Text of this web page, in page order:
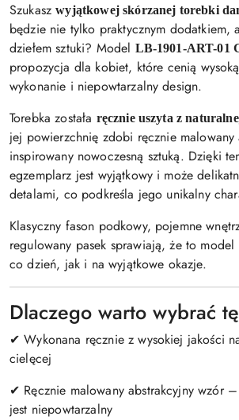
Szukaszwyjątkowej skórzanej torebki
będzie nie tylko praktycznym dodatkiem,
dziełem sztuki? Model LB-1901-ART-01
propozycja dla kobiet, które cenią
wykonanie i niepowtarzalny design.
Torebka została ręcznie uszyta z
jej powierzchnię zdobi ręcznie malowany
inspirowany nowoczesną sztuką. Dzięki
egzemplarz jest wyjątkowy i może
detalami, co podkreśla jego unikalny
Klasyczny fason podkowy, pojemne
regulowany pasek sprawiają, że to
co dzień, jak i na wyjątkowe okazje.
Dlaczego warto wybrać
✔ Wykonana ręcznie z wysokiej jakości
cielęcej
✔ Ręcznie malowany abstrakcyjny wzór
jest niepowtarzalny